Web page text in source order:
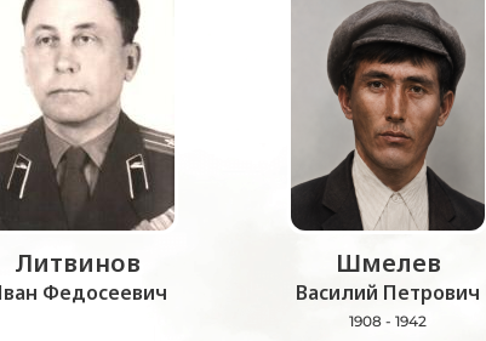
Литвинов
Федосеевич
Шмелев
Василий Петрович
1908 - 1942